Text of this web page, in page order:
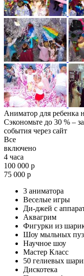
Аниматор для ребенка
Сэкономьте до 30 % –
события через сайт
Все
включено
4 часа
100 000 р
75 000 р
3 аниматора
Веселые игры
Ди-джей с
Аквагрим
Фигурки из
Шоу мыльных
Научное шоу
Мастер Класс
50 гелиевых
Дискотека